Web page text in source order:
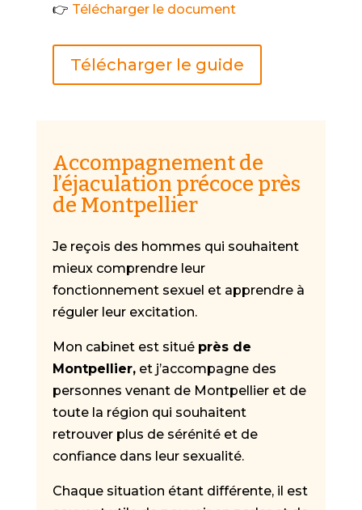
👉 Télécharger le document
Télécharger le guide
Accompagnement de
l’éjaculation précoce près
de Montpellier
Je reçois des hommes qui souhaitent
mieux comprendre leur
fonctionnement sexuel et apprendre à
réguler leur excitation.
Mon cabinet est situé près de
Montpellier,et j’accompagne des
personnes venant de Montpellier et de
toute la région qui souhaitent
retrouver plus de sérénité et de
confiance dans leur sexualité.
Chaque situation étant différente, il est